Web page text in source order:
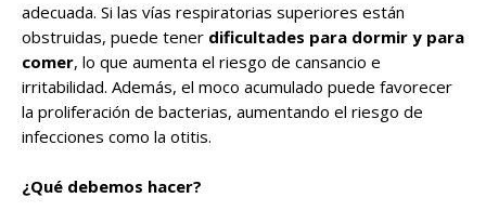
adecuada. Si las vías respiratorias superiores están
obstruidas, puede tener dificultades para dormir y para
comer, lo que aumenta el riesgo de cansancio e
irritabilidad. Además, el moco acumulado puede favorecer
la proliferación de bacterias, aumentando el riesgo de
infecciones como la otitis.
¿Qué debemos hacer?